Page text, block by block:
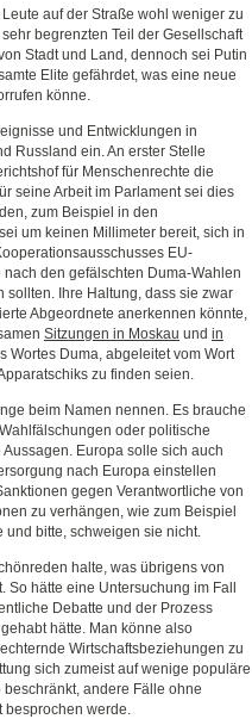
auf der Straße wohl weniger zu
begrenzten Teil der Gesellschaft
Stadt und Land, dennoch sei Putin
Elite gefährdet, was eine neue
könne.
und Entwicklungen in
Russland ein. An erster Stelle
für Menschenrechte die
seine Arbeit im Parlament sei dies
zum Beispiel in den
um keinen Millimeter bereit, sich in
EU-
den gefälschten Duma-Wahlen
sollten. Ihre Haltung, dass sie zwar
Abgeordnete anerkennen könnte,
Sitzungen in Moskau und in
Wortes Duma, abgeleitet vom Wort
zu finden seien.
beim Namen nennen. Es brauche
oder politische
Europa solle sich auch
nach Europa einstellen
gegen Verantwortliche von
zu verhängen, wie zum Beispiel
und bitte, schweigen sie nicht.
halte, was übrigens von
hätte eine Untersuchung im Fall
Debatte und der Prozess
hätte. Man könne also
Wirtschaftsbeziehungen zu
sich zumeist auf wenige populäre
andere Fälle ohne
besprochen werde.